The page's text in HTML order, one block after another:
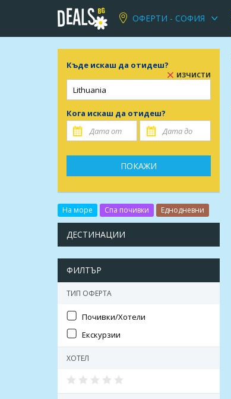
ОФЕРТИ - СОФИЯ
Къде искаш да отидеш?
ИЗЧИСТИ
Кога искаш да отидеш?
ПОКАЖИ
На море Спа почивки Еднодневни
ДЕСТИНАЦИИ
ФИЛТЪР
ТИП ОФЕРТА
Почивки/Хотели
Екскурзии
ХОТЕЛ